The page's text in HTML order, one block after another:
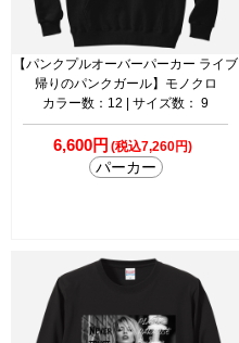
【パンクプルオーバーパーカー ライブ
帰りのパンクガール】モノクロ
カラー数：12 | サイズ数： 9
6,600円 (税込7,260円)
パーカー